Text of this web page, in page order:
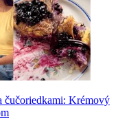
čučoriedkami: Krémový